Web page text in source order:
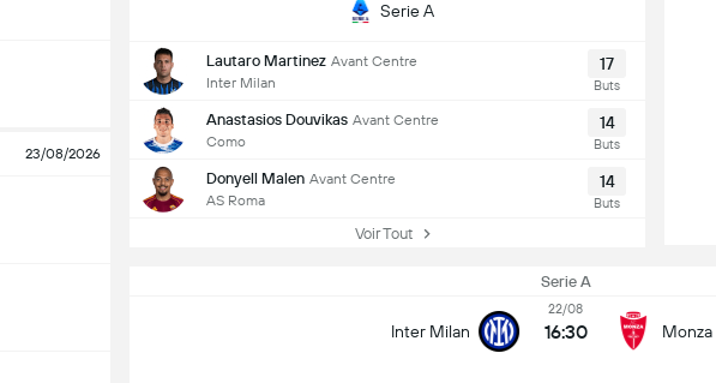
23/08/2026
Serie A
Lautaro Martinez Avant Centre
Inter Milan
17
Buts
Anastasios Douvikas Avant Centre
Como
14
Buts
Donyell Malen Avant Centre
AS Roma
14
Buts
Voir Tout
Serie A
Inter Milan
22/08
16:30 Monza